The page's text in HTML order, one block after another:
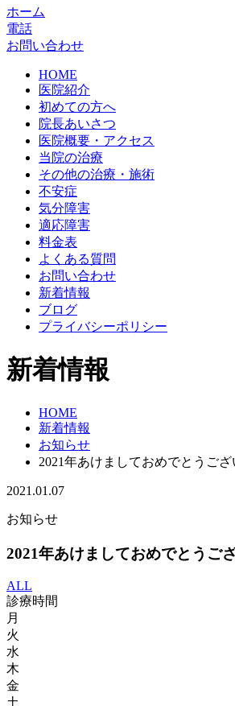
ホーム
電話
お問い合わせ
HOME
医院紹介
初めての方へ
院長あいさつ
医院概要・アクセス
当院の治療
その他の治療・施術
不安症
気分障害
適応障害
料金表
よくある質問
お問い合わせ
新着情報
ブログ
プライバシーポリシー
新着情報
HOME
新着情報
お知らせ
2021年あけましておめでとうご
2021.01.07
お知らせ
2021年あけましておめでとうご
ALL
診療時間
月
火
水
木
金
土